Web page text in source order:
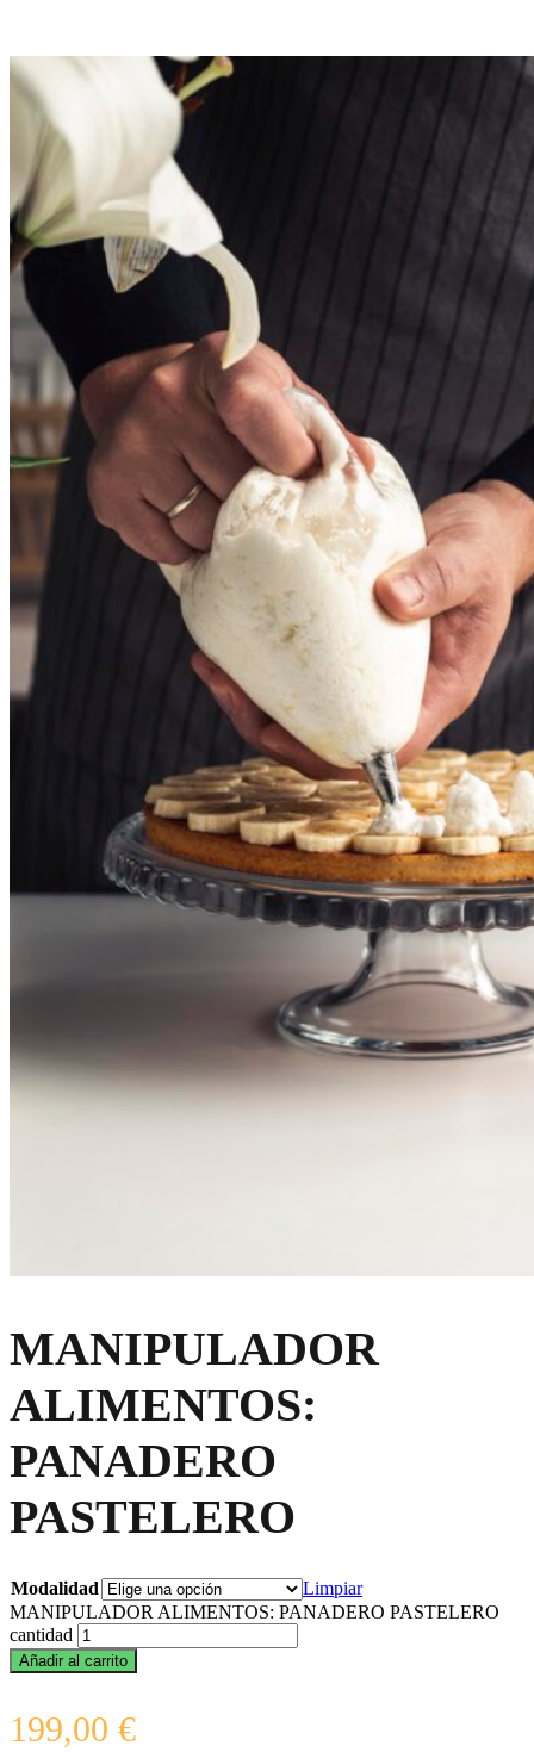
MANIPULADOR
ALIMENTOS:
PANADERO
PASTELERO
Modalidad
Limpiar
MANIPULADOR ALIMENTOS: PANADERO PASTELERO
cantidad
Añadir al carrito
199,00 €